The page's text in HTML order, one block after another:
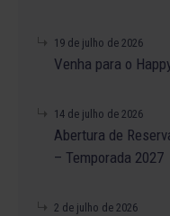
19 de julho de 2026
Venha para o
14 de julho de 2026
Abertura de
– Temporada 2027
2 de julho de 2026